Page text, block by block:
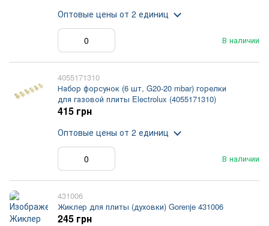
В наличии
Оптовые цены от 2 единиц
4055171310
Набор форсунок (6 шт, G20-20 mbar) горелки
для газовой плиты Electrolux (4055171310)
В наличии
415 грн
Оптовые цены от 2 единиц
431006
Жиклер для плиты (духовки) Gorenje 431006
245 грн